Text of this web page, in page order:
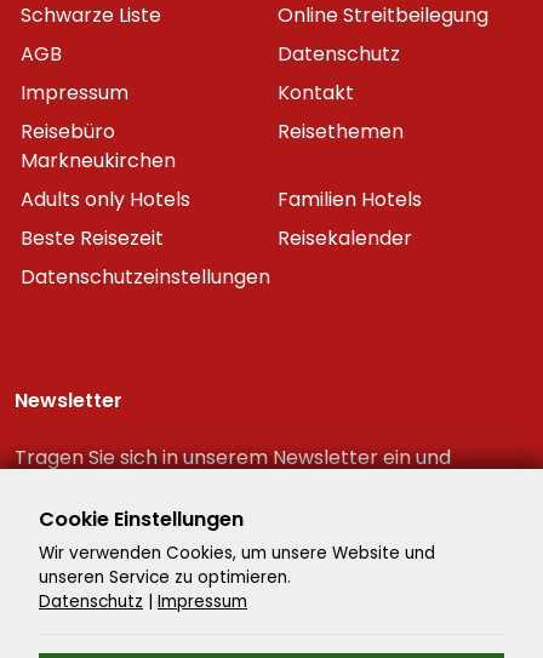
Schwarze Liste
Online Streitbeilegung
AGB
Datenschutz
Impressum
Kontakt
Reisebüro
Markneukirchen
Reisethemen
Adults only Hotels
Familien Hotels
Beste Reisezeit
Reisekalender
Datenschutzeinstellungen
Newsletter
Tragen Sie sich in unserem Newsletter ein und
Reiseschnäppchen!
Cookie Einstellungen
Wir verwenden Cookies, um unsere Website und
unseren Service zu optimieren.
Datenschutz | Impressum